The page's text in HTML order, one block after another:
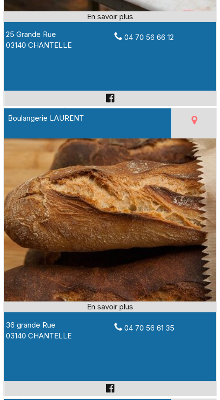
25 Grande Rue
03140 CHANTELLE
04 70 56 66 12
Boulangerie LAURENT
36 grande Rue
03140 CHANTELLE
04 70 56 61 35